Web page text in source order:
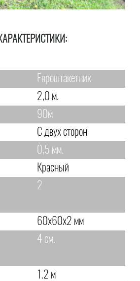
Евроштакетник
2,0 м.
90м
С двух сторон
0,5 мм.
Красный
2
60х60х2 мм
4 см.
1.2 м